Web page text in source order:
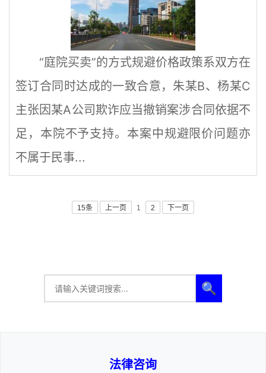
“庭院买卖”的方式规避价格政策系双方在
签订合同时达成的一致合意，朱某B、杨某C
主张因某A公司欺诈应当撤销案涉合同依据不
足，本院不予支持。本案中规避限价问题亦
不属于民事...
15条 上一页 1 2 下一页
🔍
法律咨询